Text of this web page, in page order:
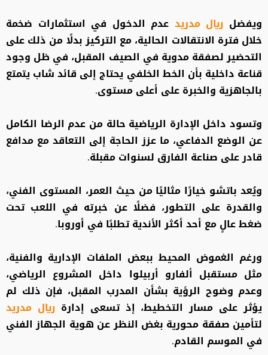
ويفضل ريال مدريد عدم الدخول في استثمارات ضخمة
خلال فترة الانتقالات الحالية، مع التركيز بدلًا من ذلك على
التحضير لصفقة مدوية في الصيف المقبل، في ظل وجود
قناعة داخلية بأن الخط الخلفي يحتاج إلى قائد شاب يتمتع
بالجاهزية والخبرة على أعلى مستوى.
وتسود داخل الإدارة الرياضية حالة من عدم الرضا الكامل
عن الوضع الدفاعي، ما عزز الحاجة إلى التعاقد مع مدافع
قادر على صناعة الفارق لسنوات مقبلة.
ويُعد باتشو خيارًا مثاليًا من حيث العمر، المستوى الفني،
والقدرة على التطور، فضلًا عن خبرته في اللعب تحت
ضغط عالٍ مع أحد أكثر الأندية تطلبًا في أوروبا.
ورغم الغموض المحيط ببعض الملفات الإدارية والفنية،
مثل مستقبل ألفارو أربيلوا داخل المشروع الرياضي،
وعدم وضوح الرؤية بشأن المدرب المقبل، فإن ذلك لم
يؤثر على مسار التخطيط، إذ تسعى إدارة ريال مدريد
لتأمين صفقة محورية بغض النظر عن هوية الجهاز الفني
في الموسم القادم.